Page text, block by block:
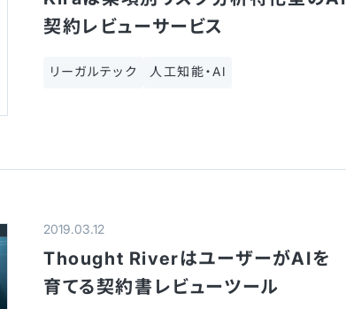
契約レビューサービス
リーガルテック 人工知能・AI
2019.03.12
Thought RiverはユーザーがAIを
育てる契約書レビューツール